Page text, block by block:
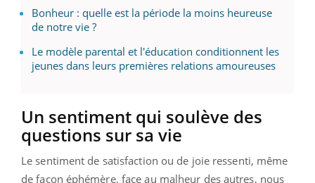
Bonheur : quelle est la période la moins heureuse
de notre vie ?
Le modèle parental et l'éducation conditionnent les
jeunes dans leurs premières relations amoureuses
Un sentiment qui soulève des
questions sur sa vie
Le sentiment de satisfaction ou de joie ressenti, même
de façon éphémère, face au malheur des autres, nous